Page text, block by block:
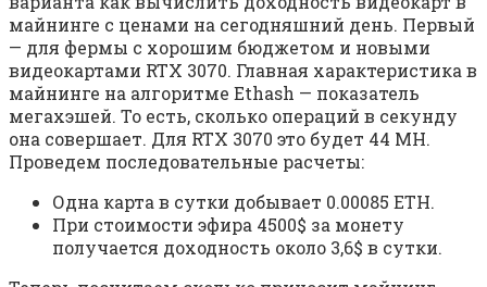
майнинге с ценами на сегодняшний день. Первый
— для фермы с хорошим бюджетом и новыми
видеокартами RTX 3070. Главная характеристика в
майнинге на алгоритме Ethash — показатель
мегахэшей. То есть, сколько операций в секунду
она совершает. Для RTX 3070 это будет 44 MH.
Проведем последовательные расчеты:
Одна карта в сутки добывает 0.00085 ETH.
При стоимости эфира 4500$ за монету
получается доходность около 3,6$ в сутки.